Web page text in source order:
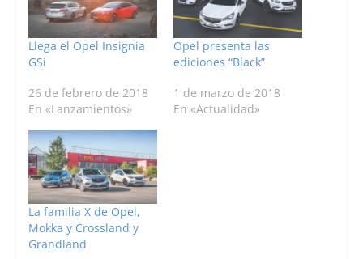
Llega el Opel Insignia
GSi
26 de febrero de 2018
En «Lanzamientos»
Opel presenta las
ediciones “Black”
1 de marzo de 2018
En «Actualidad»
La familia X de Opel,
Mokka y Crossland y
Grandland